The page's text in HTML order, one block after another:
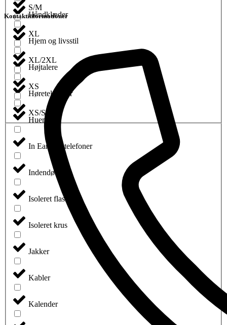
Håndklæder
Hjem og livsstil
Højtalere
Høretelefoner
Huer
In Ear høretelefoner
Indendørsspil
Isoleret flasker
Isoleret krus
Jakker
Kabler
Kalender
S/M
XL
XL/2XL
XS
XS/S
Kontaktinformationer